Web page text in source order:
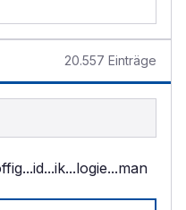
20.557 Einträge
...id...ik...logie...man